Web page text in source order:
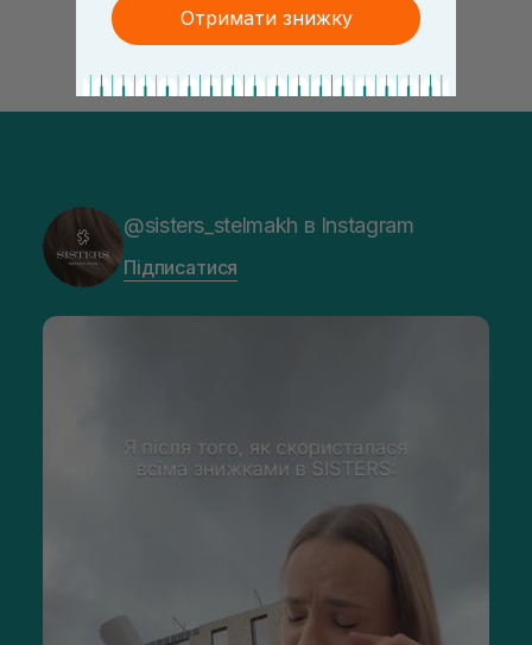
@sisters_stelmakh в Instagram
Підписатися
Отримати знижку